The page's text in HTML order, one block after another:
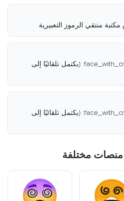
منتقي الرموز التعبيرية
اكتب :face_with_crossedout_eyes: (يكتمل تلقائيًا إلى
اكتب :face_with_crossedout_eyes: (يكتمل تلقائيًا إلى
مختلفة